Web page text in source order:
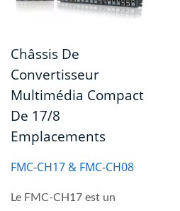
Châssis De
Convertisseur
Multimédia Compact
De 17/8
Emplacements
FMC-CH17 & FMC-CH08
Le FMC-CH17 est un